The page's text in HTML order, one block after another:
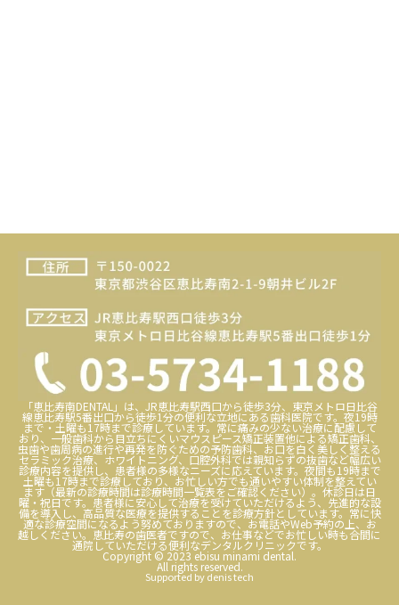
「恵比寿南DENTAL」は、JR恵比寿駅西口から徒歩3分、東京メトロ日比谷
線恵比寿駅5番出口から徒歩1分の便利な立地にある歯科医院です。夜19時
まで・土曜も17時まで診療しています。常に痛みの少ない治療に配慮して
おり、一般歯科から目立ちにくいマウスピース矯正装置他による矯正歯科、
虫歯や歯周病の進行や再発を防ぐための予防歯科、お口を白く美しく整える
セラミック治療、ホワイトニング、口腔外科では親知らずの抜歯など幅広い
診療内容を提供し、患者様の多様なニーズに応えています。夜間も19時まで
土曜も17時まで診療しており、お忙しい方でも通いやすい体制を整えてい
ます（最新の診療時間は診療時間一覧表をご確認ください）。休診日は日
曜・祝日です。患者様に安心して治療を受けていただけるよう、先進的な設
備を導入し、高品質な医療を提供することを診療方針としています。常に快
適な診療空間になるよう努めておりますので、お電話やWeb予約の上、お
越しください。恵比寿の歯医者ですので、お仕事などでお忙しい時も合間に
通院していただける便利なデンタルクリニックです。
Copyright © 2023 ebisu minami dental.
All rights reserved.
Supported by denis tech